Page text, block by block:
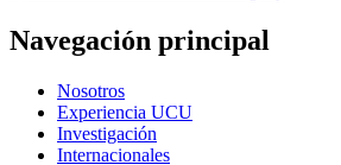
Navegación principal
Nosotros
Experiencia UCU
Investigación
Internacionales